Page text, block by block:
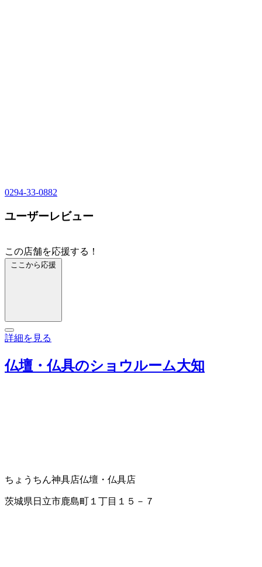
0294-33-0882
ユーザーレビュー
この店舗を応援する！
ここから応援
詳細を見る
仏壇・仏具のショウルーム大知
ちょうちん神具店仏壇・仏具店
茨城県日立市鹿島町１丁目１５－７